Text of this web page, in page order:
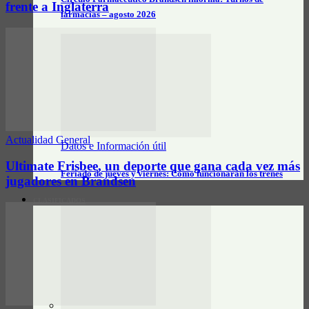
farmacias – agosto 2026
Datos e Información útil
Feriado de jueves y viernes: Cómo funcionarán los trenes
frente a Inglaterra
Actualidad General
Ultimate Frisbee, un deporte que gana cada vez más
jugadores en Brandsen